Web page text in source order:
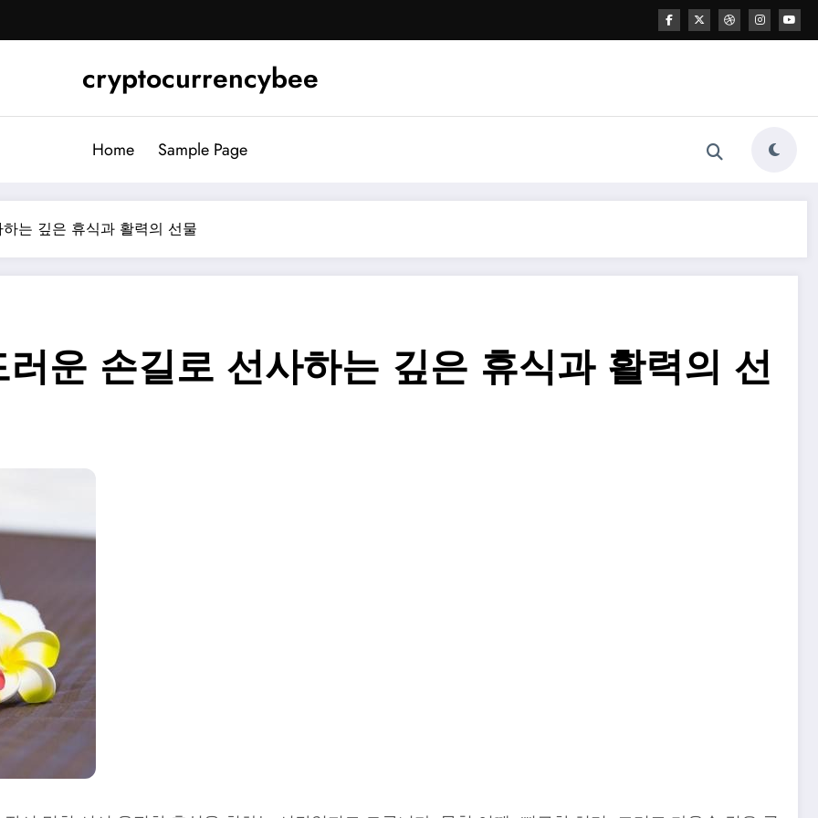
cryptocurrencybee
Home Sample Page
는 깊은 휴식과 활력의 선물
운 손길로 선사하는 깊은 휴식과 활력의 선